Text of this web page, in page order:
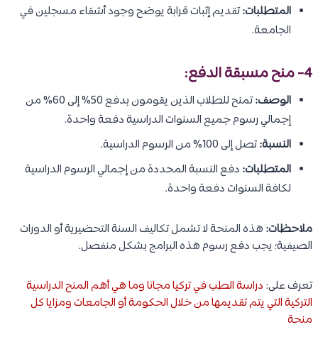
المتطلبات:تقديم إثبات قرابة يوضح وجود أشقاء مسجلين في
الجامعة.
4- منح مسبقة الدفع:
الوصف:
تمنح للطلاب الذين يقومون بدفع 50% إلى 60% من
إجمالي رسوم جميع السنوات الدراسية دفعة واحدة.
النسبة:تصل إلى 100% من الرسوم الدراسية.
المتطلبات: دفع النسبة المحددة من إجمالي الرسوم الدراسية
لكافة السنوات دفعة واحدة.
ملاحظات: هذه المنحة لا تشمل تكاليف السنة التحضيرية أو الدورات
الصيفية؛ يجب دفع رسوم هذه البرامج بشكل منفصل.
تعرف على: دراسة الطب في تركيا مجانا وما هي أهم المنح الدراسية
التركية التي يتم تقديمها من خلال الحكومة أو الجامعات ومزايا كل
منحة